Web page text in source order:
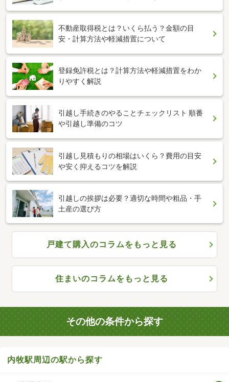
不動産取得税とは？いくら払う？金額の目
安・計算方法や軽減措置について
登録免許税とは？計算方法や軽減措置をわか
りやすく解説
引越し手続きのやることチェックリスト 順番
や引越し準備のコツ
引越し見積もりの相場はいくら？費用の目安
や安く抑えるコツを解説
引越しの挨拶は必要？適切な時間や粗品・手
土産の選び方
戸建て購入のコラムをもっと見る
住まいのコラムをもっと見る
その他の条件から探す
内牧駅周辺の駅から探す